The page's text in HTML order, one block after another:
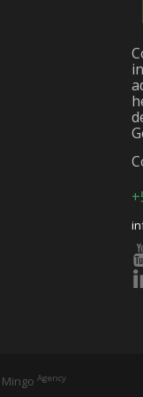
Mingo Agency